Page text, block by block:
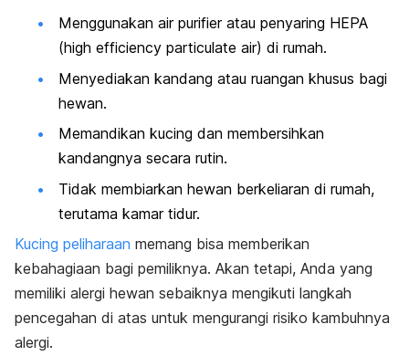
Menggunakan air purifieratau penyaring HEPA
(high efficiency particulate air) di rumah.
Menyediakan kandang atau ruangan khusus bagi
hewan.
Memandikan kucing dan membersihkan
kandangnya secara rutin.
Tidak membiarkan hewan berkeliaran di rumah,
terutama kamar tidur.
Kucing peliharaan memang bisa memberikan
kebahagiaan bagi pemiliknya. Akan tetapi, Anda yang
memiliki alergi hewan sebaiknya mengikuti langkah
pencegahan di atas untuk mengurangi risiko kambuhnya
alergi.